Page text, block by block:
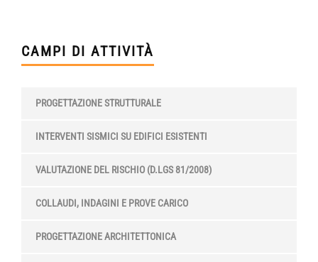
CAMPI DI ATTIVITÀ
PROGETTAZIONE STRUTTURALE
INTERVENTI SISMICI SU EDIFICI ESISTENTI
VALUTAZIONE DEL RISCHIO (D.LGS 81/2008)
COLLAUDI, INDAGINI E PROVE CARICO
PROGETTAZIONE ARCHITETTONICA